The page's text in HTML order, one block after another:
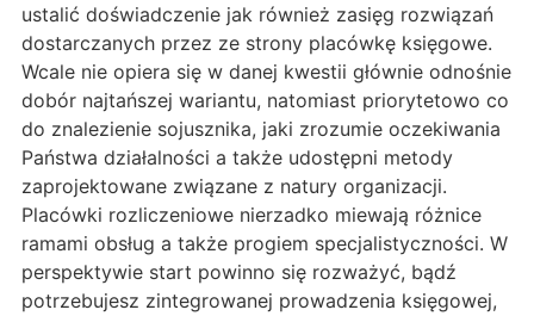
ustalić doświadczenie jak również zasięg rozwiązań
dostarczanych przez ze strony placówkę księgowe.
Wcale nie opiera się w danej kwestii głównie odnośnie
dobór najtańszej wariantu, natomiast priorytetowo co
do znalezienie sojusznika, jaki zrozumie oczekiwania
Państwa działalności a także udostępni metody
zaprojektowane związane z natury organizacji.
Placówki rozliczeniowe nierzadko miewają różnice
ramami obsług a także progiem specjalistyczności. W
perspektywie start powinno się rozważyć, bądź
potrzebujesz zintegrowanej prowadzenia księgowej,